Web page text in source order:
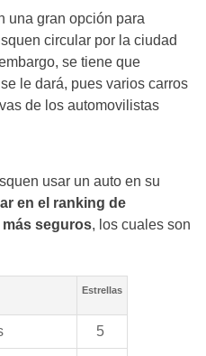
una gran opción para
circular por la ciudad
se tiene que
le dará, pues varios carros
de los automovilistas
usar un auto en su
en el ranking de
más seguros, los cuales son
Estrellas
5